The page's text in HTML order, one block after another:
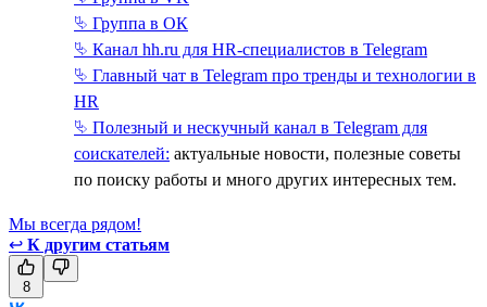
⮱ Группа в ОК
⮱ Канал hh.ru для HR-специалистов в Telegram
⮱ Главный чат в Telegram про тренды и технологии в
HR
⮱ Полезный и нескучный канал в Telegram для
соискателей: актуальные новости, полезные советы
по поиску работы и много других интересных тем.
Мы всегда рядом!
↩ К другим статьям
8